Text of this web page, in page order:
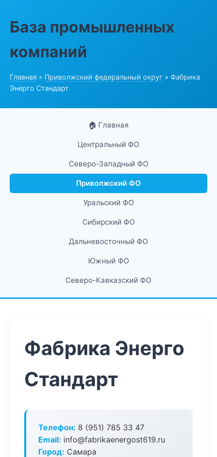
База промышленных
компаний
Главная » Приволжский федеральный округ » Фабрика
Энерго Стандарт
🏠 Главная
Центральный ФО
Северо-Западный ФО
Приволжский ФО
Уральский ФО
Сибирский ФО
Дальневосточный ФО
Южный ФО
Северо-Кавказский ФО
Фабрика Энерго
Стандарт
Телефон: 8 (951) 785 33 47
Email: info@fabrikaenergost619.ru
Город: Самара